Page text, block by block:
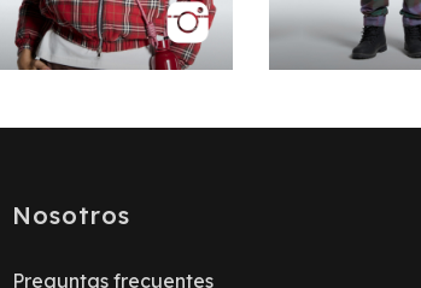
Nosotros
Preguntas frecuentes